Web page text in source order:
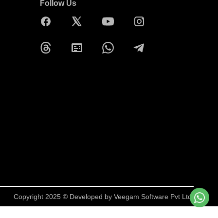
Follow Us
Copyright 2025 © Developed by Veegam Software Pvt Ltd.